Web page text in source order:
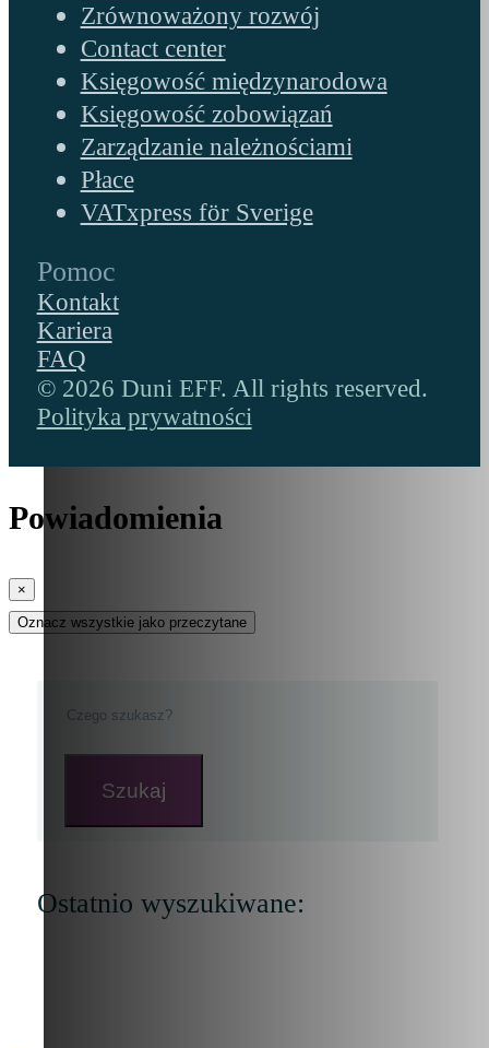
Zrównoważony rozwój
Contact center
Księgowość międzynarodowa
Księgowość zobowiązań
Zarządzanie należnościami
Płace
VATxpress för Sverige
Pomoc
Kontakt
Kariera
FAQ
© 2026 Duni EFF. All rights reserved.
Polityka prywatności
Powiadomienia
×
Oznacz wszystkie jako przeczytane
Szukaj
Ostatnio wyszukiwane: